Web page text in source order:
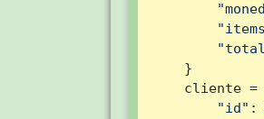
    }
cliente =
"id" :